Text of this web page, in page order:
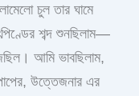
চুল তার ঘামে
শব্দ শুনছিলাম—
আমি ভাবছিলাম,
উত্তেজনার এর